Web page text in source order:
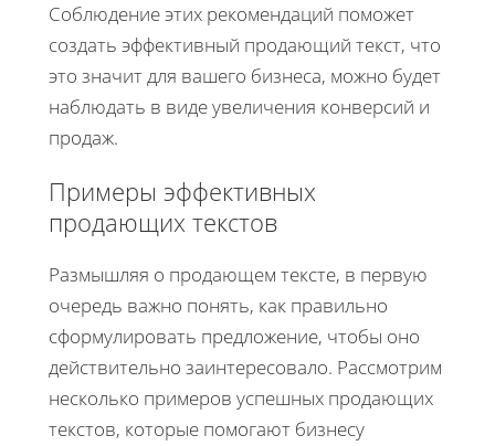
Соблюдение этих рекомендаций поможет
создать эффективный продающий текст, что
это значит для вашего бизнеса, можно будет
наблюдать в виде увеличения конверсий и
продаж.
Примеры эффективных
продающих текстов
Размышляя о продающем тексте, в первую
очередь важно понять, как правильно
сформулировать предложение, чтобы оно
действительно заинтересовало. Рассмотрим
несколько примеров успешных продающих
текстов, которые помогают бизнесу